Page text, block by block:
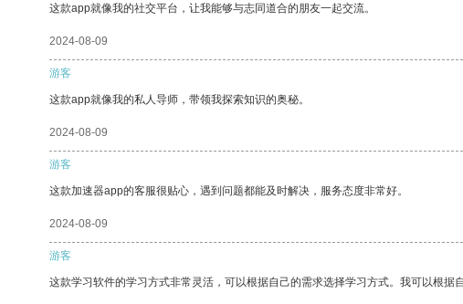
这款app就像我的社交平台，让我能够与志同道合的朋友一起交流。
2024-08-09
游客
这款app就像我的私人导师，带领我探索知识的奥秘。
2024-08-09
游客
这款加速器app的客服很贴心，遇到问题都能及时解决，服务态度非常好。
2024-08-09
游客
这款学习软件的学习方式非常灵活，可以根据自己的需求选择学习方式。我可以根据